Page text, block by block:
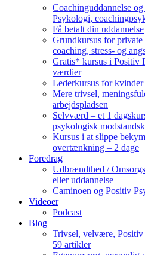
Coachinguddannelse
Psykologi,
Få betalt din uddannelse
Grundkursus for
coaching, stress- og
Gratis* kursus i Positiv
værdier
Lederkursus for
Mere trivsel,
arbejdspladsen
Selvværd – et 1
psykologisk
Kursus i at slippe
overtænkning – 2 dage
Foredrag
Udbrændthed /
eller uddannelse
Caminoen og Positiv
Videoer
Podcast
Blog
Trivsel, velvære,
59 artikler